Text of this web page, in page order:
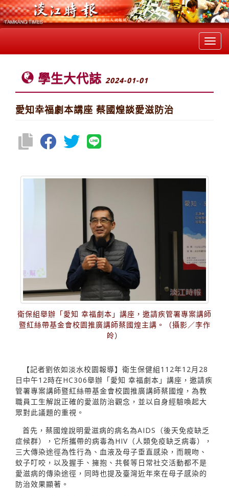
學生大代誌 2024-01-01
愛知幸福劇本講座 蔡國煌談愛滋防治
衛保組舉辦「愛知 幸福劇本」講座，邀請疾管署專案講師
暨紅絲帶基金會校園推廣講師蔡國煌主講。（攝影／李作
皊）
【記者劉依如淡水校園報導】衛生保健組112年12月28
日中午12時在HC306舉辦「愛知 幸福劇本」講座，邀請疾
管署專案講師暨紅絲帶基金會校園推廣講師蔡國煌，為教
職員工生解說正確的愛滋防治觀念，並以自身經驗喚起大
眾對此議題的重視。
首先，蔡國煌說明愛滋病的病名為AIDS（後天免疫缺乏
症候群），它所攜帶的病毒為HIV（人類免疫缺乏病毒），
三大傳染途徑為性行為、血液及母子垂直感染，而親吻、
蚊子叮咬，以及握手、擁抱、共餐等日常社交活動都不是
愛滋病的傳染途徑，同時也提及臺灣近年來在母子感染的
防治效果顯著。